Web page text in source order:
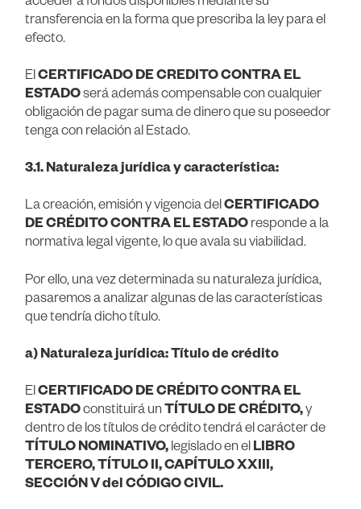
transferencia en la forma que prescriba la ley para el
efecto.
ElCERTIFICADO DE CREDITO CONTRA EL
ESTADOserá además compensable con cualquier
obligación de pagar suma de dinero que su poseedor
tenga con relación al Estado.
3.1. Naturaleza jurídica y característica:
La creación, emisión y vigencia delCERTIFICADO
DE CRÉDITO CONTRA EL ESTADOresponde a la
normativa legal vigente, lo que avala su viabilidad.
Por ello, una vez determinada su naturaleza jurídica,
pasaremos a analizar algunas de las características
que tendría dicho título.
a) Naturaleza jurídica: Título de crédito
ElCERTIFICADO DE CRÉDITO CONTRA EL
ESTADOconstituirá unTÍTULO DE CRÉDITO,y
dentro de los títulos de crédito tendrá el carácter de
TÍTULO NOMINATIVO,legislado en elLIBRO
TERCERO, TÍTULO II, CAPÍTULO XXIII,
SECCIÓN V del CÓDIGO CIVIL.